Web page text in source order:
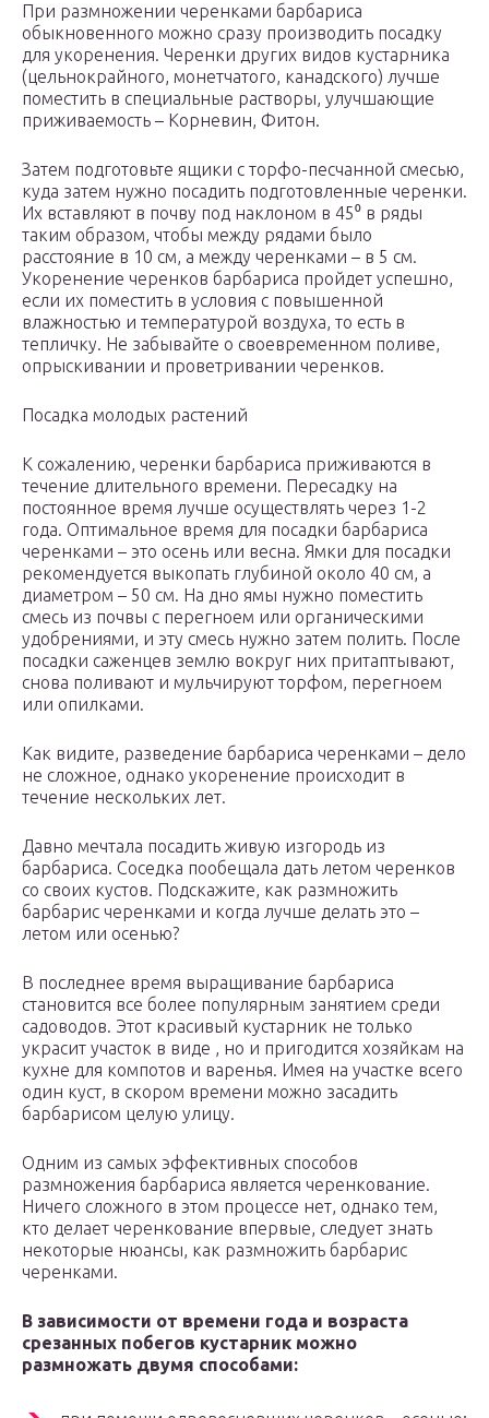
При размножении черенками барбариса
обыкновенного можно сразу производить посадку
для укоренения. Черенки других видов кустарника
(цельнокрайного, монетчатого, канадского) лучше
поместить в специальные растворы, улучшающие
приживаемость – Корневин, Фитон.
Затем подготовьте ящики с торфо-песчанной смесью,
куда затем нужно посадить подготовленные черенки.
Их вставляют в почву под наклоном в 45⁰ в ряды
таким образом, чтобы между рядами было
расстояние в 10 см, а между черенками – в 5 см.
Укоренение черенков барбариса пройдет успешно,
если их поместить в условия с повышенной
влажностью и температурой воздуха, то есть в
тепличку. Не забывайте о своевременном поливе,
опрыскивании и проветривании черенков.
Посадка молодых растений
К сожалению, черенки барбариса приживаются в
течение длительного времени. Пересадку на
постоянное время лучше осуществлять через 1-2
года. Оптимальное время для посадки барбариса
черенками – это осень или весна. Ямки для посадки
рекомендуется выкопать глубиной около 40 см, а
диаметром – 50 см. На дно ямы нужно поместить
смесь из почвы с перегноем или органическими
удобрениями, и эту смесь нужно затем полить. После
посадки саженцев землю вокруг них притаптывают,
снова поливают и мульчируют торфом, перегноем
или опилками.
Как видите, разведение барбариса черенками – дело
не сложное, однако укоренение происходит в
течение нескольких лет.
Давно мечтала посадить живую изгородь из
барбариса. Соседка пообещала дать летом черенков
со своих кустов. Подскажите, как размножить
барбарис черенками и когда лучше делать это –
летом или осенью?
В последнее время выращивание барбариса
становится все более популярным занятием среди
садоводов. Этот красивый кустарник не только
украсит участок в виде , но и пригодится хозяйкам на
кухне для компотов и варенья. Имея на участке всего
один куст, в скором времени можно засадить
барбарисом целую улицу.
Одним из самых эффективных способов
размножения барбариса является черенкование.
Ничего сложного в этом процессе нет, однако тем,
кто делает черенкование впервые, следует знать
некоторые нюансы, как размножить барбарис
черенками.
В зависимости от времени года и возраста
срезанных побегов кустарник можно
размножать двумя способами: